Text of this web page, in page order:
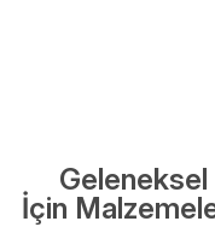
Geleneksel
İçin